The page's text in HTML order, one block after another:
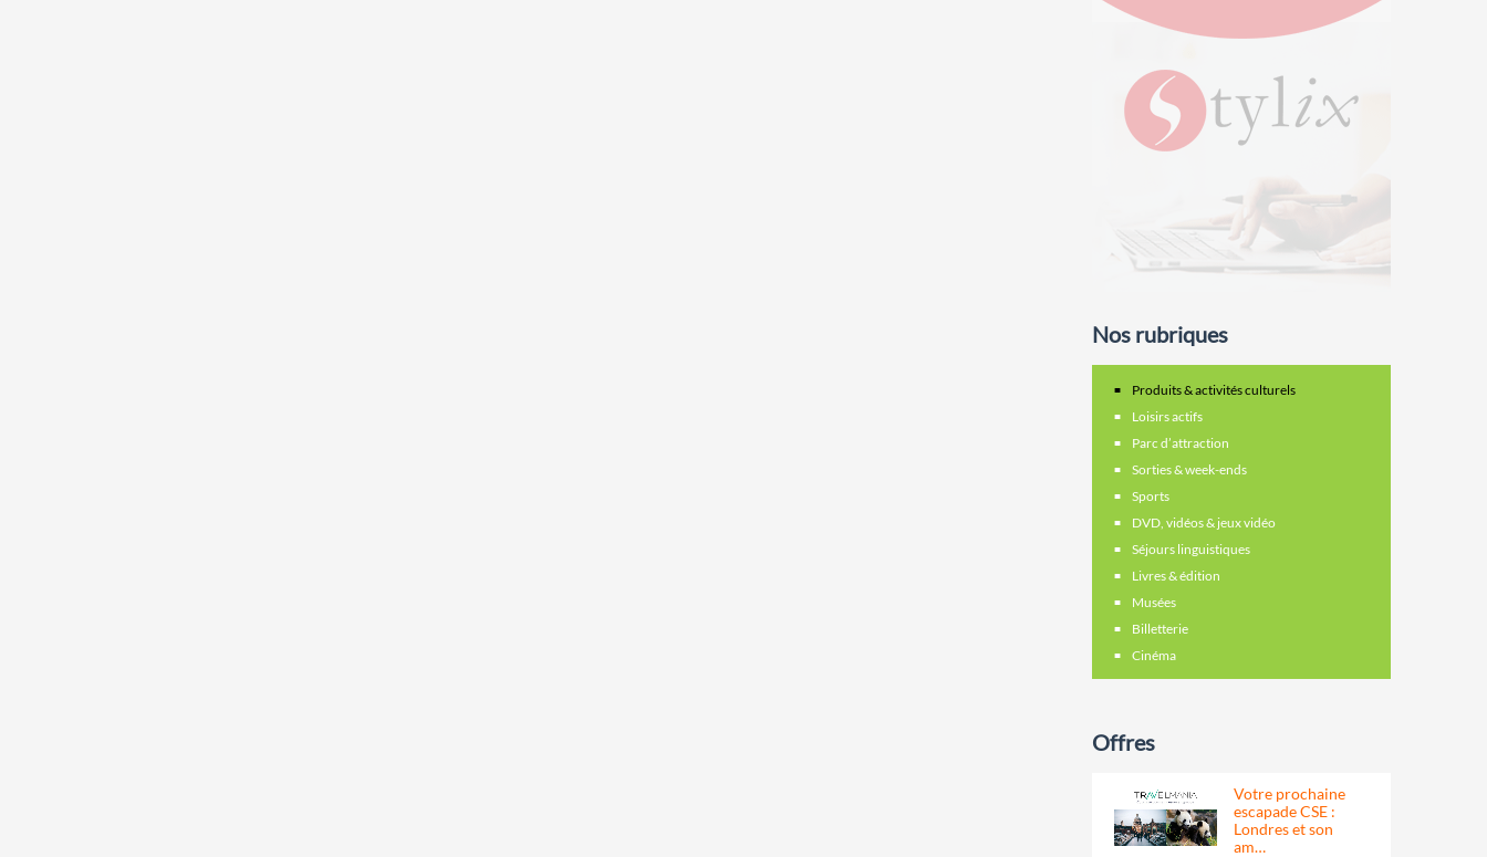
Nos rubriques
Produits & activités culturels
Loisirs actifs
Parc d’attraction
Sorties & week-ends
Sports
DVD, vidéos & jeux vidéo
Séjours linguistiques
Livres & édition
Musées
Billetterie
Cinéma
Offres
Votre prochaine
escapade CSE :
Londres et son
am…